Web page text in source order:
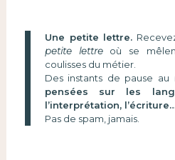
Une petite lettre.
petite lettreoù se
coulisses du métier.
Des instants de pause au
pensées sur les
l’interprétation,
Pas de spam, jamais.